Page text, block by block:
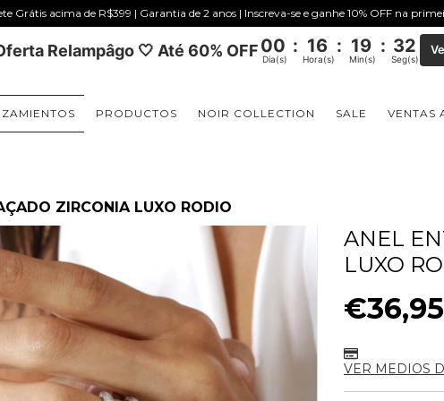
Grátis acima de R$399 | Garantia de 2 anos | Inscreva-se e ganhe 10% OFF na
Relampâgo 🤍 Até 60% OFF00 : 16 : 19 : 31
Dia(s) Hora(s) Min(s) Seg(s)
PRODUCTOS NOIR COLLECTION SALE VENTAS
ZIRCONIA LUXO RODIO
ANEL
LUXO
€36,95
VER MEDIOS